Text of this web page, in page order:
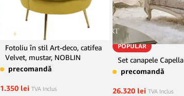
Fotoliu în stil Art-deco, catifea
Velvet, mustar, NOBLIN
precomandă
1.350 lei TVA Inclus
POPULAR
Set canapele Capella
precomandă
26.320 lei TVA Inclus